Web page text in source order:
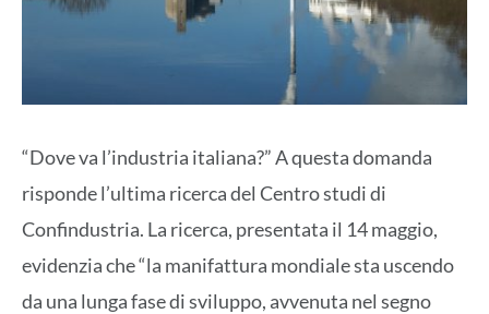
“Dove va l’industria italiana?” A questa domanda
risponde l’ultima ricerca del Centro studi di
Confindustria. La ricerca, presentata il 14 maggio,
evidenzia che “la manifattura mondiale sta uscendo
da una lunga fase di sviluppo, avvenuta nel segno